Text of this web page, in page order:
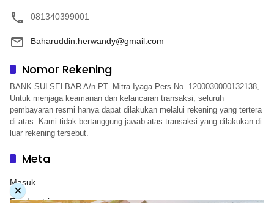
081340399001
Baharuddin.herwandy@gmail.com
Nomor Rekening
BANK SULSELBAR A/n PT. Mitra Iyaga Pers No. 1200030000132138,
Untuk menjaga keamanan dan kelancaran transaksi, seluruh
pembayaran resmi hanya dapat dilakukan melalui rekening yang tertera
di atas. Kami tidak bertanggung jawab atas transaksi yang dilakukan di
luar rekening tersebut.
Meta
Masuk
×